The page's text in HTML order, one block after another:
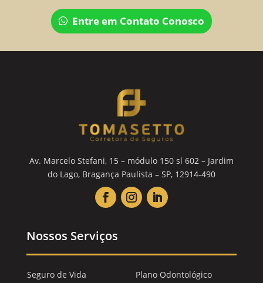
Entre em Contato Conosco
Av. Marcelo Stefani, 15 – módulo 150 sl 602 – Jardim
do Lago, Bragança Paulista – SP, 12914-490
Nossos Serviços
Seguro de Vida
Plano Odontológico